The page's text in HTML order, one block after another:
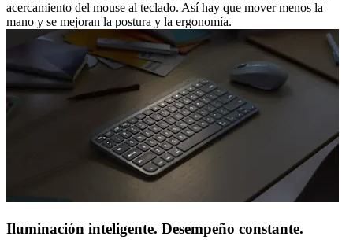
acercamiento del mouse al teclado. Así hay que mover menos la
mano y se mejoran la postura y la ergonomía.
Iluminación inteligente. Desempeño constante.